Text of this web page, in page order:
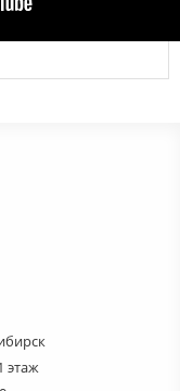
этаж